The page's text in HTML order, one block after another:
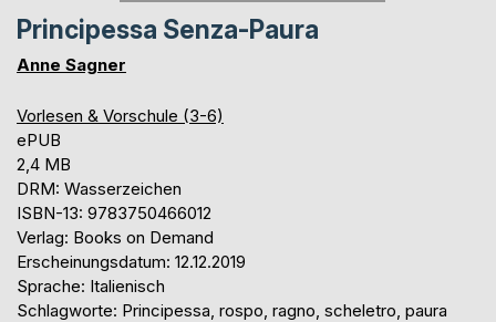
Principessa Senza-Paura
Anne Sagner
Vorlesen & Vorschule (3-6)
ePUB
2,4 MB
DRM: Wasserzeichen
ISBN-13: 9783750466012
Verlag: Books on Demand
Erscheinungsdatum: 12.12.2019
Sprache: Italienisch
Schlagworte: Principessa, rospo, ragno, scheletro, paura